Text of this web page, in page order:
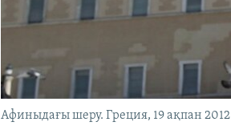
Афиныдағы шеру. Греция, 19 ақпан